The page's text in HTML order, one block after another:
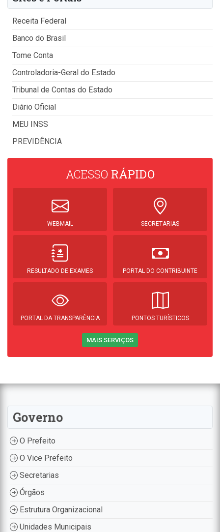
Receita Federal
Banco do Brasil
Tome Conta
Controladoria-Geral do Estado
Tribunal de Contas do Estado
Diário Oficial
MEU INSS
PREVIDÊNCIA
ACESSO RÁPIDO
WEBMAIL SECRETARIAS
RESULTADO DE EXAMES PORTAL DO CONTRIBUINTE
PORTAL DA TRANSPARÊNCIA PONTOS TURÍSTICOS
MAIS SERVIÇOS
Governo
O Prefeito
O Vice Prefeito
Secretarias
Órgãos
Estrutura Organizacional
Unidades Municipais